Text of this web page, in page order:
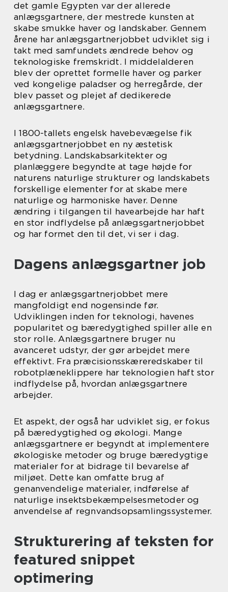
det gamle Egypten var der allerede
anlægsgartnere, der mestrede kunsten at
skabe smukke haver og landskaber. Gennem
årene har anlægsgartnerjobbet udviklet sig i
takt med samfundets ændrede behov og
teknologiske fremskridt. I middelalderen
blev der oprettet formelle haver og parker
ved kongelige paladser og herregårde, der
blev passet og plejet af dedikerede
anlægsgartnere.
I 1800-tallets engelsk havebevægelse fik
anlægsgartnerjobbet en ny æstetisk
betydning. Landskabsarkitekter og
planlæggere begyndte at tage højde for
naturens naturlige strukturer og landskabets
forskellige elementer for at skabe mere
naturlige og harmoniske haver. Denne
ændring i tilgangen til havearbejde har haft
en stor indflydelse på anlægsgartnerjobbet
og har formet den til det, vi ser i dag.
Dagens anlægsgartner job
I dag er anlægsgartnerjobbet mere
mangfoldigt end nogensinde før.
Udviklingen inden for teknologi, havenes
popularitet og bæredygtighed spiller alle en
stor rolle. Anlægsgartnere bruger nu
avanceret udstyr, der gør arbejdet mere
effektivt. Fra præcisionsskæreredskaber til
robotplæneklippere har teknologien haft stor
indflydelse på, hvordan anlægsgartnere
arbejder.
Et aspekt, der også har udviklet sig, er fokus
på bæredygtighed og økologi. Mange
anlægsgartnere er begyndt at implementere
økologiske metoder og bruge bæredygtige
materialer for at bidrage til bevarelse af
miljøet. Dette kan omfatte brug af
genanvendelige materialer, indførelse af
naturlige insektsbekæmpelsesmetoder og
anvendelse af regnvandsopsamlingssystemer.
Strukturering af teksten for
featured snippet
optimering